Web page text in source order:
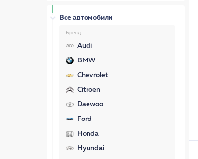
Все автомобили
Бренд
Audi
BMW
Chevrolet
Citroen
Daewoo
Ford
Honda
Hyundai